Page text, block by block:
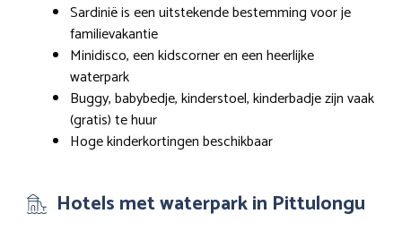
Sardinië is een uitstekende bestemming voor je
familievakantie
Minidisco, een kidscorner en een heerlijke
waterpark
Buggy, babybedje, kinderstoel, kinderbadje zijn vaak
(gratis) te huur
Hoge kinderkortingen beschikbaar
Hotels met waterpark in Pittulongu